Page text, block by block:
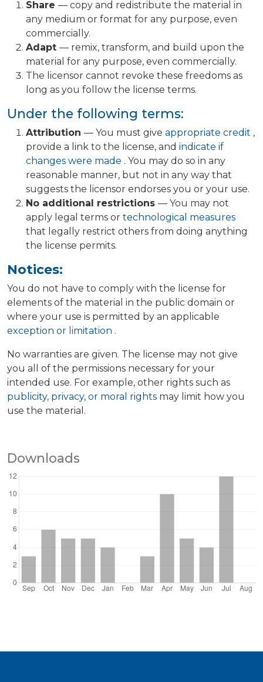
Share — copy and redistribute the material in
any medium or format for any purpose, even
commercially.
Adapt — remix, transform, and build upon the
material for any purpose, even commercially.
The licensor cannot revoke these freedoms as
long as you follow the license terms.
Under the following terms:
Attribution — You must give appropriate credit ,
provide a link to the license, and indicate if
changes were made . You may do so in any
reasonable manner, but not in any way that
suggests the licensor endorses you or your use.
No additional restrictions — You may not
apply legal terms or technological measures
that legally restrict others from doing anything
the license permits.
Notices:
You do not have to comply with the license for
elements of the material in the public domain or
where your use is permitted by an applicable
exception or limitation .
No warranties are given. The license may not give
you all of the permissions necessary for your
intended use. For example, other rights such as
publicity, privacy, or moral rights may limit how you
use the material.
Downloads